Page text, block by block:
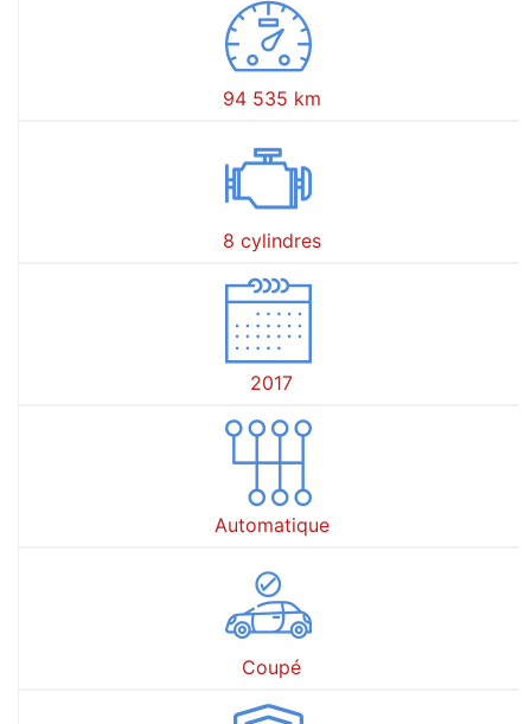
94 535 km
8 cylindres
2017
Automatique
Coupé